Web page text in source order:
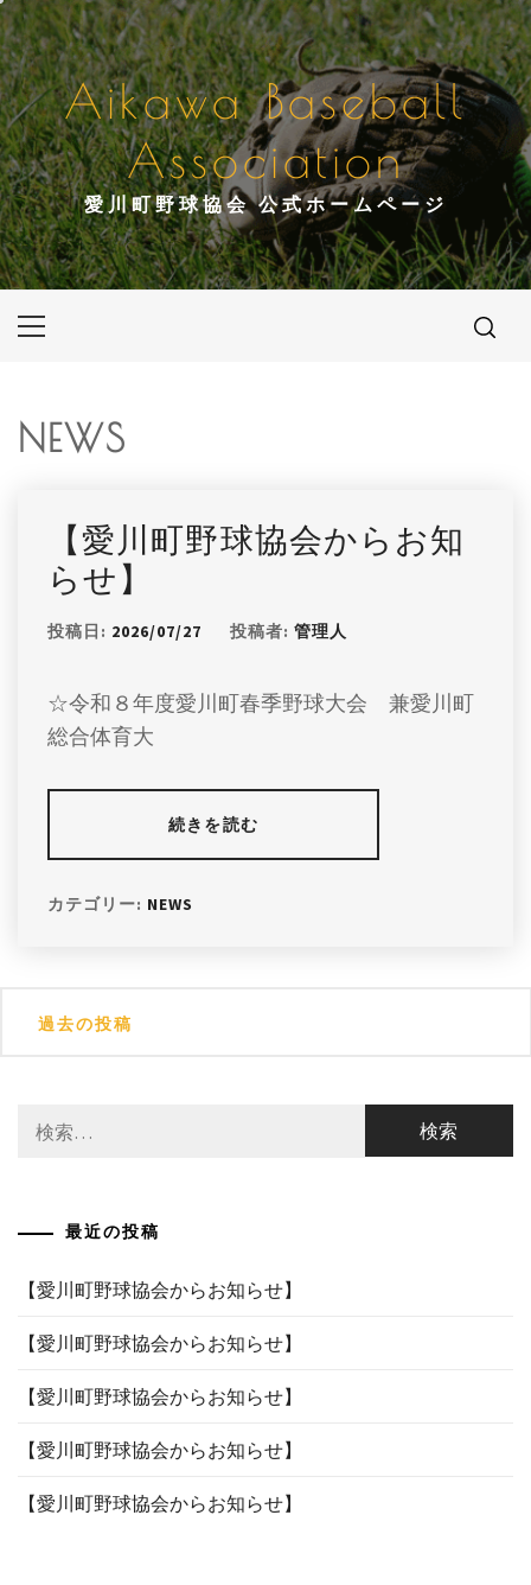
コ
ン
テ
ン
ツ
へ
ス
キ
ッ
プ
Aikawa Baseball
Association
愛川町野球協会 公式ホームページ
メ
ニ
NEWS
【愛川町野球協会からお知
らせ】
投稿日: 2026/07/27 投稿者: 管理人
☆令和８年度愛川町春季野球大会 兼愛川町
総合体育大
続きを読む
カテゴリー: NEWS
過去の投稿
索:
最近の投稿
【愛川町野球協会からお知らせ】
【愛川町野球協会からお知らせ】
【愛川町野球協会からお知らせ】
【愛川町野球協会からお知らせ】
【愛川町野球協会からお知らせ】